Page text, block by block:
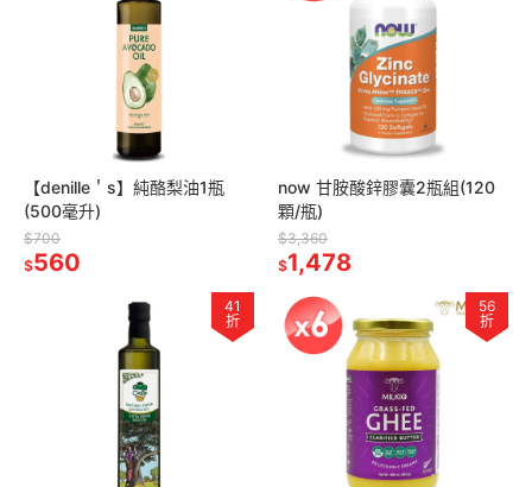
【denille＇s】純酪梨油1瓶
(500毫升)
$700
$560
now 甘胺酸鋅膠囊2瓶組(120
顆/瓶)
$3,360
$1,478
41
折
56
折